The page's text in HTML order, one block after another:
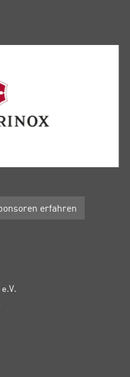
erfahren